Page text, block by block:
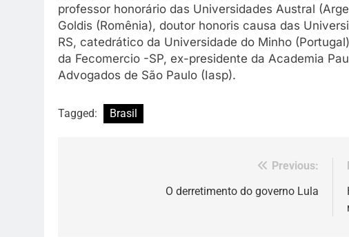
professor honorário das Universidades Austral
Goldis (Romênia), doutor honoris causa das
RS, catedrático da Universidade do Minho
da Fecomercio -SP, ex-presidente da Academia
Advogados de São Paulo (Iasp).
Tagged: Brasil
Previous:
O derretimento do governo Lula